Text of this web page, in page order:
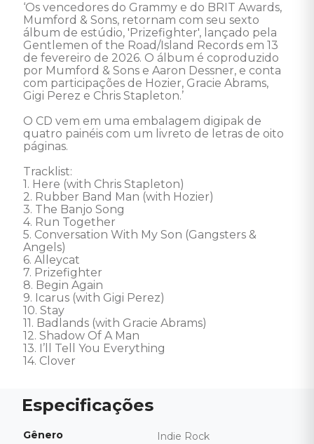
‘Os vencedores do Grammy e do BRIT Awards,
Mumford & Sons, retornam com seu sexto
álbum de estúdio, 'Prizefighter', lançado pela
Gentlemen of the Road/Island Records em 13
de fevereiro de 2026. O álbum é coproduzido
por Mumford & Sons e Aaron Dessner, e conta
com participações de Hozier, Gracie Abrams,
Gigi Perez e Chris Stapleton.’
O CD vem em uma embalagem digipak de
quatro painéis com um livreto de letras de oito
páginas.
Tracklist:
1. Here (with Chris Stapleton)
2. Rubber Band Man (with Hozier)
3. The Banjo Song
4. Run Together
5. Conversation With My Son (Gangsters &
Angels)
6. Alleycat
7. Prizefighter
8. Begin Again
9. Icarus (with Gigi Perez)
10. Stay
11. Badlands (with Gracie Abrams)
12. Shadow Of A Man
13. I’ll Tell You Everything
14. Clover
Gênero Indie Rock